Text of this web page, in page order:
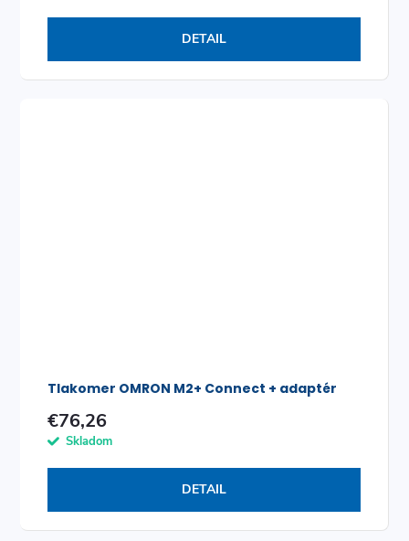
DETAIL
Tlakomer OMRON M2+ Connect + adaptér
€76,26
Skladom
DETAIL